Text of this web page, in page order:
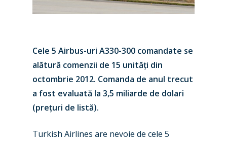
Cele 5 Airbus-uri A330-300 comandate se
alătură comenzii de 15 unități din
octombrie 2012. Comanda de anul trecut
a fost evaluată la 3,5 miliarde de dolari
(prețuri de listă).
Turkish Airlines are nevoie de cele 5